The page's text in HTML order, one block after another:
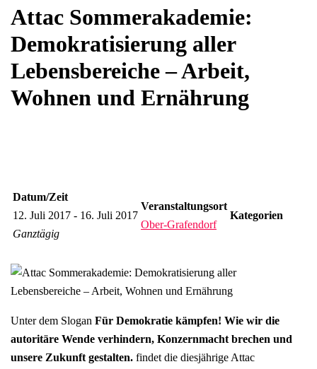
Attac Sommerakademie:
Demokratisierung aller
Lebensbereiche – Arbeit,
Wohnen und Ernährung
Datum/Zeit
12. Juli 2017 - 16. Juli 2017
Ganztägig
Veranstaltungsort
Ober-Grafendorf
Kategorien
Unter dem Slogan Für Demokratie kämpfen! Wie wir die
autoritäre Wende verhindern, Konzernmacht brechen und
unsere Zukunft gestalten. findet die diesjährige Attac